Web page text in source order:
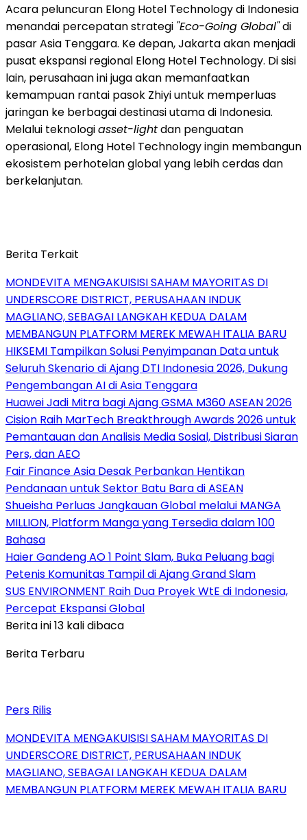
Acara peluncuran Elong Hotel Technology di Indonesia
menandai percepatan strategi "Eco-Going Global"di
pasar Asia Tenggara. Ke depan, Jakarta akan menjadi
pusat ekspansi regional Elong Hotel Technology. Di sisi
lain, perusahaan ini juga akan memanfaatkan
kemampuan rantai pasok Zhiyi untuk memperluas
jaringan ke berbagai destinasi utama di Indonesia.
Melalui teknologiasset-lightdan penguatan
operasional, Elong Hotel Technology ingin membangun
ekosistem perhotelan global yang lebih cerdas dan
berkelanjutan.
Berita Terkait
MONDEVITA MENGAKUISISI SAHAM MAYORITAS DI
UNDERSCORE DISTRICT, PERUSAHAAN INDUK
MAGLIANO, SEBAGAI LANGKAH KEDUA DALAM
MEMBANGUN PLATFORM MEREK MEWAH ITALIA BARU
HIKSEMI Tampilkan Solusi Penyimpanan Data untuk
Seluruh Skenario di Ajang DTI Indonesia 2026, Dukung
Pengembangan AI di Asia Tenggara
Huawei Jadi Mitra bagi Ajang GSMA M360 ASEAN 2026
Cision Raih MarTech Breakthrough Awards 2026 untuk
Pemantauan dan Analisis Media Sosial, Distribusi Siaran
Pers, dan AEO
Fair Finance Asia Desak Perbankan Hentikan
Pendanaan untuk Sektor Batu Bara di ASEAN
Shueisha Perluas Jangkauan Global melalui MANGA
MILLION, Platform Manga yang Tersedia dalam 100
Bahasa
Haier Gandeng AO 1 Point Slam, Buka Peluang bagi
Petenis Komunitas Tampil di Ajang Grand Slam
SUS ENVIRONMENT Raih Dua Proyek WtE di Indonesia,
Percepat Ekspansi Global
Berita ini 13 kali dibaca
Berita Terbaru
Pers Rilis
MONDEVITA MENGAKUISISI SAHAM MAYORITAS DI
UNDERSCORE DISTRICT, PERUSAHAAN INDUK
MAGLIANO, SEBAGAI LANGKAH KEDUA DALAM
MEMBANGUN PLATFORM MEREK MEWAH ITALIA BARU